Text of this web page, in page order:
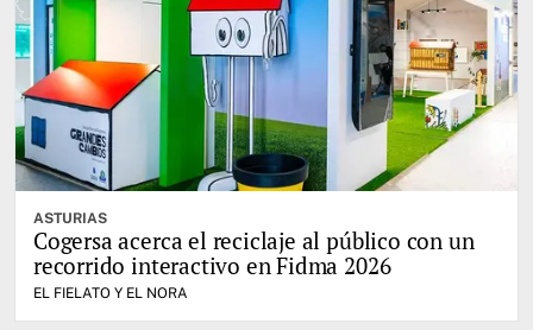
ASTURIAS
Cogersa acerca el reciclaje al público con un
recorrido interactivo en Fidma 2026
EL FIELATO Y EL NORA